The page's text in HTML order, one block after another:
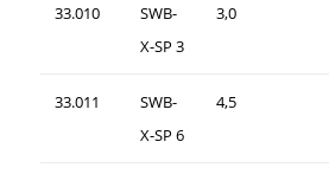
33.010
SWB-
X-SP 3
3,0
33.011
SWB-
X-SP 6
4,5